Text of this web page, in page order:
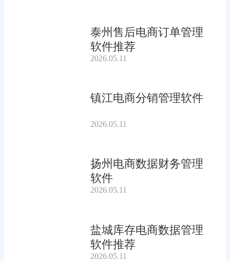
泰州售后电商订单管理
软件推荐
2026.05.11
镇江电商分销管理软件
2026.05.11
扬州电商数据财务管理
软件
2026.05.11
盐城库存电商数据管理
软件推荐
2026.05.11